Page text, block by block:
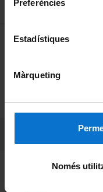
Preferències
Estadístiques
Màrqueting
Només
Founder of the